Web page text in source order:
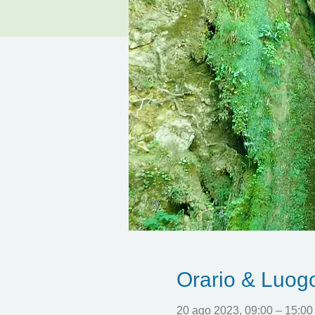
Orario &
20 ago 2023, 09:00 – 15:00